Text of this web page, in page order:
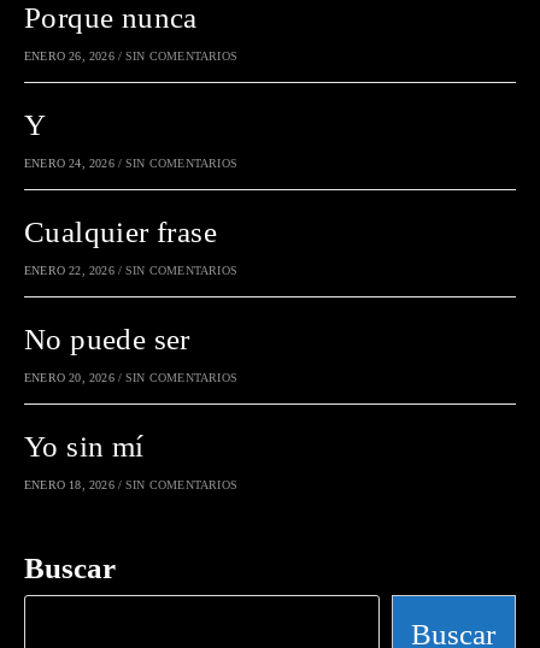
Porque nunca
ENERO 26, 2026 / SIN COMENTARIOS
Y
ENERO 24, 2026 / SIN COMENTARIOS
Cualquier frase
ENERO 22, 2026 / SIN COMENTARIOS
No puede ser
ENERO 20, 2026 / SIN COMENTARIOS
Yo sin mí
ENERO 18, 2026 / SIN COMENTARIOS
Buscar
Buscar